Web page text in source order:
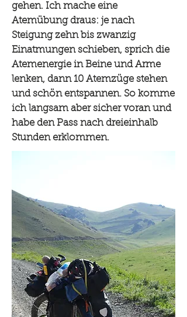
gehen. Ich mache eine
Atemübung draus: je nach
Steigung zehn bis zwanzig
Einatmungen schieben, sprich die
Atemenergie in Beine und Arme
lenken, dann 10 Atemzüge stehen
und schön entspannen. So komme
ich langsam aber sicher voran und
habe den Pass nach dreieinhalb
Stunden erklommen.